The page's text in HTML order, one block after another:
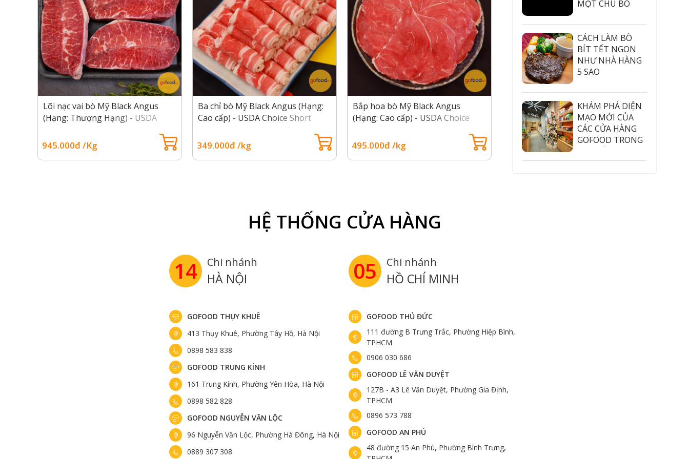
Trong hệ thống xếp hạng chất lượng thịt bò của USDA, phân hạng Choice được đánh giá là dòng thịt cao cấp, chỉ đứng
sau hạng Prime. Hạng Choice vẫn sở hữu tỷ lệ vân mỡ (marbling) khá đẹp giúp miếng thịt giữ được độ mềm, mọng nước
Ngoài ra, so với hạng Prime, hạng Choice có mức giá hợp lý hơn nhưng vẫn đảm bảo chất lượng tốt. Theo thống kê của
hệ thống phân loại thịt bò USDA, trong khoảng 100 con bò thì có 65-75 con đạt tiêu chuẩn Choice, vì vậy nguồn cung ổn
định và phù hợp với nhu cầu sử dụng hàng ngày.
Lõi nạc vai bò Mỹ Black Angus
(Hạng: Thượng Hạng) - USDA
945.000đ /Kg
Ba chỉ bò Mỹ Black Angus (Hạng:
Cao cấp) - USDA Choice Short
349.000đ /kg
Bắp hoa bò Mỹ Black Angus
(Hạng: Cao cấp) - USDA Choice
495.000đ /kg
Gầu bò Mỹ Black Angus (Hạng:
Cao cấp) - USDA Choice Brisket
Beef
495.000đ /kg
MỘT CHÚ BÒ
#thitnhapkhau
#launuonggofood
CÁCH LÀM BÒ
BÍT TẾT NGON
NHƯ NHÀ HÀNG
5 SAO
KHÁM PHÁ DIỆN
MẠO MỚI CỦA
CÁC CỬA HÀNG
GOFOOD TRONG
2021
HỆ THỐNG CỬA HÀNG
14 Chi nhánh
HÀ NỘI
GOFOOD THỤY KHUÊ
413 Thụy Khuê, Phường Tây Hồ, Hà Nội
0898 583 838
GOFOOD TRUNG KÍNH
161 Trung Kính, Phường Yên Hòa, Hà Nội
0898 582 828
GOFOOD NGUYỄN VĂN LỘC
96 Nguyễn Văn Lộc, Phường Hà Đông, Hà Nội
0889 307 308
05 Chi nhánh
HỒ CHÍ MINH
GOFOOD THỦ ĐỨC
111 đường B Trưng Trắc, Phường Hiệp Bình,
TPHCM
0906 030 686
GOFOOD LÊ VĂN DUYỆT
127B - A3 Lê Văn Duyệt, Phường Gia Định,
TPHCM
0896 573 788
GOFOOD AN PHÚ
48 đường 15 An Phú, Phường Bình Trưng,